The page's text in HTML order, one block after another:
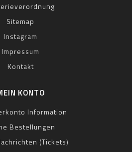
Sitemap
Instagram
Impressum
Kontakt
KONTO
Information
Bestellungen
(Tickets)